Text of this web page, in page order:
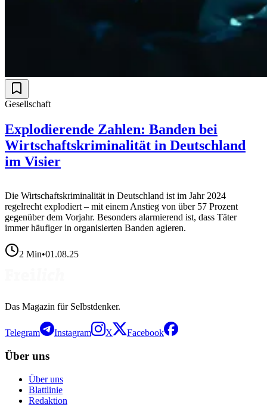
Gesellschaft
Explodierende Zahlen: Banden bei
Wirtschaftskriminalität in Deutschland
im Visier
Die Wirtschaftskriminalität in Deutschland ist im Jahr 2024
regelrecht explodiert – mit einem Anstieg von über 57 Prozent
gegenüber dem Vorjahr. Besonders alarmierend ist, dass Täter
immer häufiger in organisierten Banden agieren.
2 Min•01.08.25
Das Magazin für Selbstdenker.
Telegram Instagram X Facebook
Über uns
Über uns
Blattlinie
Redaktion